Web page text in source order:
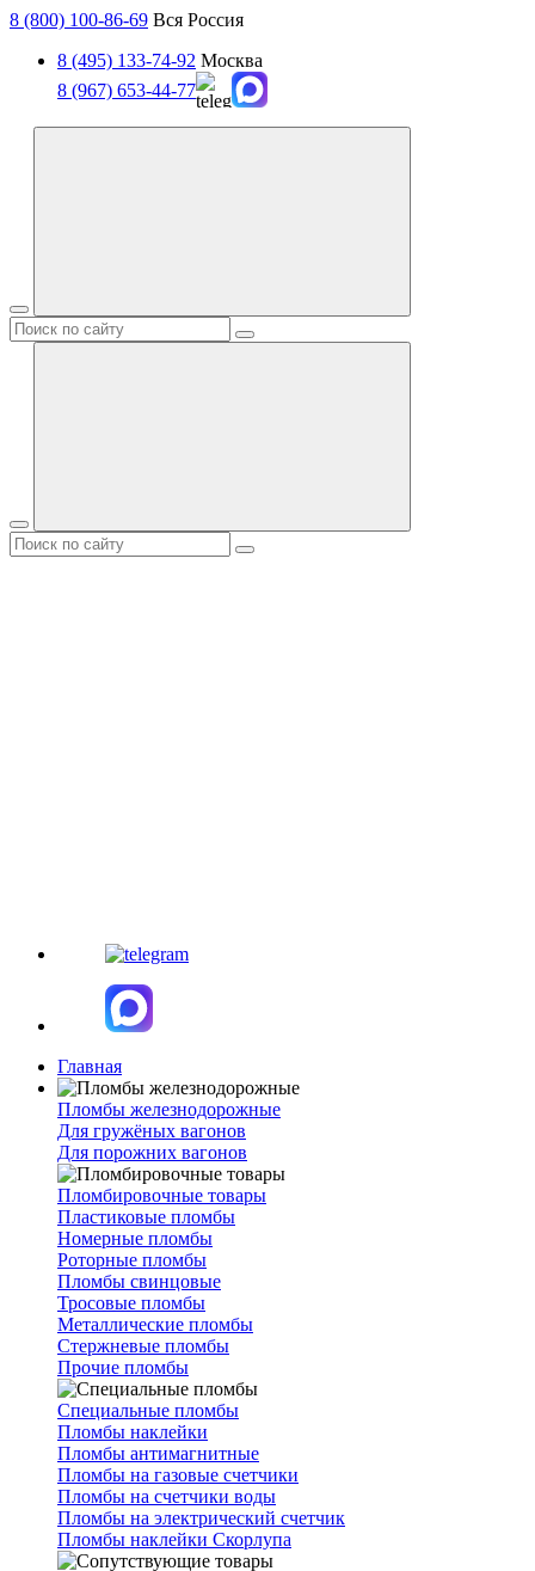
8 (800) 100-86-69 Вся Россия
8 (495) 133-74-92 Москва
8 (967) 653-44-77
Главная
Пломбы железнодорожные
Для гружёных вагонов
Для порожних вагонов
Пломбировочные товары
Пластиковые пломбы
Номерные пломбы
Роторные пломбы
Пломбы свинцовые
Тросовые пломбы
Металлические пломбы
Стержневые пломбы
Прочие пломбы
Специальные пломбы
Пломбы наклейки
Пломбы антимагнитные
Пломбы на газовые счетчики
Пломбы на счетчики воды
Пломбы на электрический счетчик
Пломбы наклейки Скорлупа